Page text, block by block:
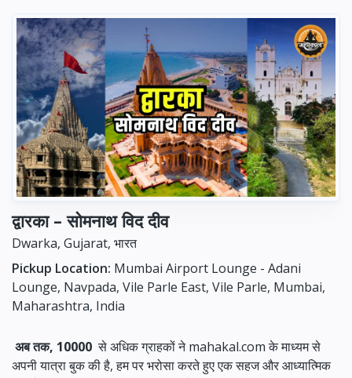
द्वारका – सोमनाथ विद दीव
Dwarka, Gujarat, भारत
Pickup Location: Mumbai Airport Lounge - Adani
Lounge, Navpada, Vile Parle East, Vile Parle, Mumbai,
Maharashtra, India
अब तक, 10000 से अधिक ग्राहकों ने mahakal.com के माध्यम से
अपनी यात्रा बुक की है, हम पर भरोसा करते हुए एक सहज और आध्यात्मिक